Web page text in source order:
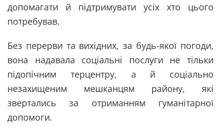
допомагати й підтримувати усіх хто цього
потребував.
Без перерви та вихідних, за будь-якої погоди,
вона надавала соціальні послуги не тільки
підопічним терцентру, а й соціально
незахищеним мешканцям району, які
звертались за отриманням гуманітарної
допомоги.